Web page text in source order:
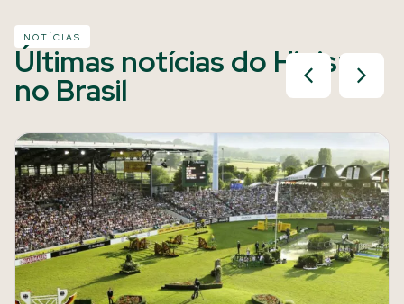
NOTÍCIAS
Últimas notícias do Hipismo
no Brasil